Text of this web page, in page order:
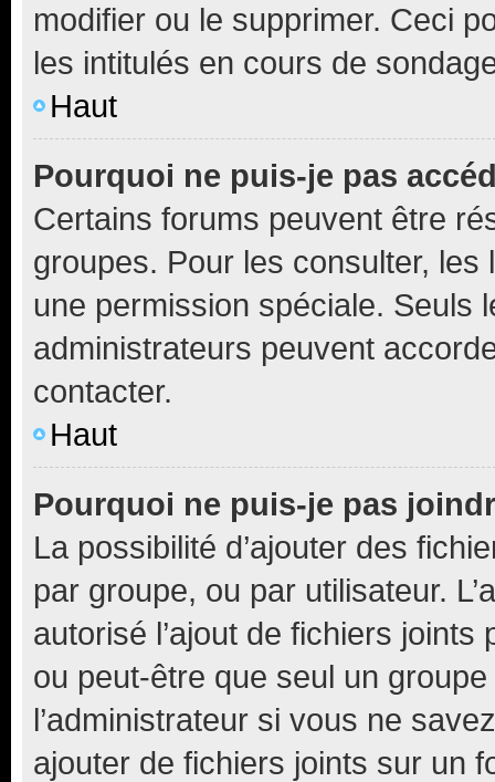
modifier ou le supprimer. Ceci
les intitulés en cours de
Haut
Pourquoi ne puis-je pas
Certains forums peuvent être
groupes. Pour les consulter,
une permission spéciale. Seuls
administrateurs peuvent
contacter.
Haut
Pourquoi ne puis-je pas
La possibilité d’ajouter des
par groupe, ou par utilisateur.
autorisé l’ajout de fichiers
ou peut-être que seul un
l’administrateur si vous ne
ajouter de fichiers joints sur un